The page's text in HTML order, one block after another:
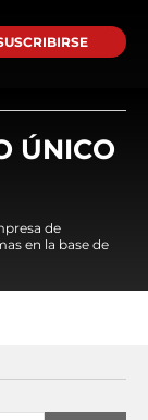
ÚNICO
de
en la base de